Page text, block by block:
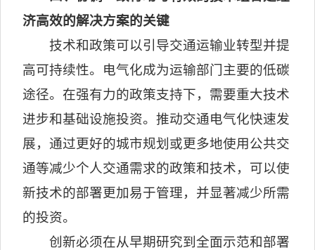
济高效的解决方案的关键
技术和政策可以引导交通运输业转型并提
高可持续性。电气化成为运输部门主要的低碳
途径。在强有力的政策支持下，需要重大技术
进步和基础设施投资。推动交通电气化快速发
展，通过更好的城市规划或更多地使用公共交
通等减少个人交通需求的政策和技术，可以使
新技术的部署更加易于管理，并显著减少所需
的投资。
创新必须在从早期研究到全面示范和部署